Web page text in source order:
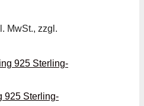
MwSt., zzgl.
925 Sterling-